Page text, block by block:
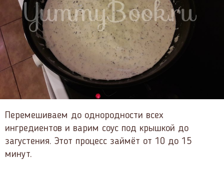
Перемешиваем до однородности всех
ингредиентов и варим соус под крышкой до
загустения. Этот процесс займёт от 10 до 15
минут.